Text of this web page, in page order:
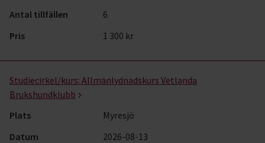
Antal tillfällen
6
Pris
1 300 kr
Studiecirkel/kurs: Allmänlydnadskurs Vetlanda
Brukshundklubb
Plats
Myresjö
Datum
2026-08-13